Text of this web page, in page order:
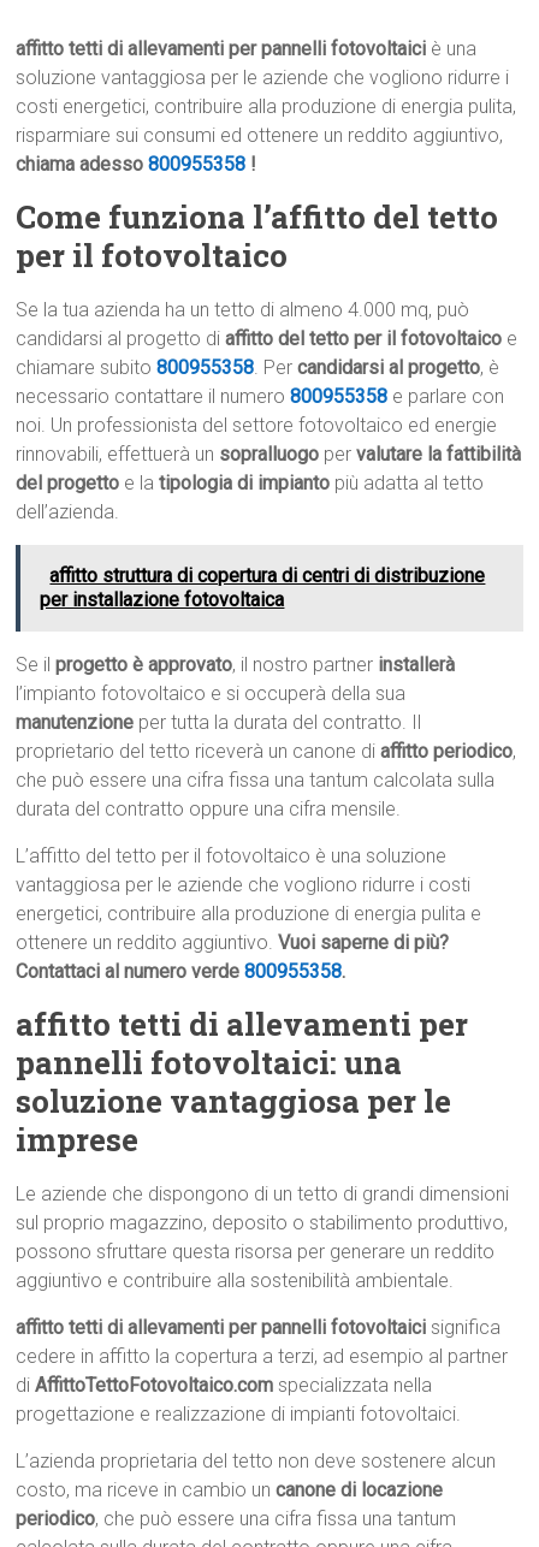
affitto tetti di allevamenti per pannelli fotovoltaici è una
soluzione vantaggiosa per le aziende che vogliono ridurre i
costi energetici, contribuire alla produzione di energia pulita,
risparmiare sui consumi ed ottenere un reddito aggiuntivo,
chiama adesso800955358 !
Come funziona l’affitto del tetto
per il fotovoltaico
Se la tua azienda ha un tetto di almeno 4.000 mq, può
candidarsi al progetto diaffitto del tetto per il fotovoltaico e
chiamare subito800955358. Percandidarsi al progetto, è
necessario contattare il numero800955358 e parlare con
noi. Un professionista del settore fotovoltaico ed energie
rinnovabili, effettuerà un sopralluogo pervalutare la fattibilità
del progetto e latipologia di impianto più adatta al tetto
dell’azienda.
affitto struttura di copertura di centri di distribuzione
per installazione fotovoltaica
Se ilprogetto è approvato, il nostro partner installerà
l’impianto fotovoltaico e si occuperà della sua
manutenzione per tutta la durata del contratto. Il
proprietario del tetto riceverà un canone diaffitto periodico,
che può essere una cifra fissa una tantum calcolata sulla
durata del contratto oppure una cifra mensile.
L’affitto del tetto per il fotovoltaico è una soluzione
vantaggiosa per le aziende che vogliono ridurre i costi
energetici, contribuire alla produzione di energia pulita e
ottenere un reddito aggiuntivo.Vuoi saperne di più?
Contattaci al numero verde800955358.
affitto tetti di allevamenti per
pannelli fotovoltaici: una
soluzione vantaggiosa per le
imprese
Le aziende che dispongono di un tetto di grandi dimensioni
sul proprio magazzino, deposito o stabilimento produttivo,
possono sfruttare questa risorsa per generare un reddito
aggiuntivo e contribuire alla sostenibilità ambientale.
affitto tetti di allevamenti per pannelli fotovoltaici significa
cedere in affitto la copertura a terzi, ad esempio al partner
diAffittoTettoFotovoltaico.com specializzata nella
progettazione e realizzazione di impianti fotovoltaici.
L’azienda proprietaria del tetto non deve sostenere alcun
costo, ma riceve in cambio uncanone di locazione
periodico, che può essere una cifra fissa una tantum